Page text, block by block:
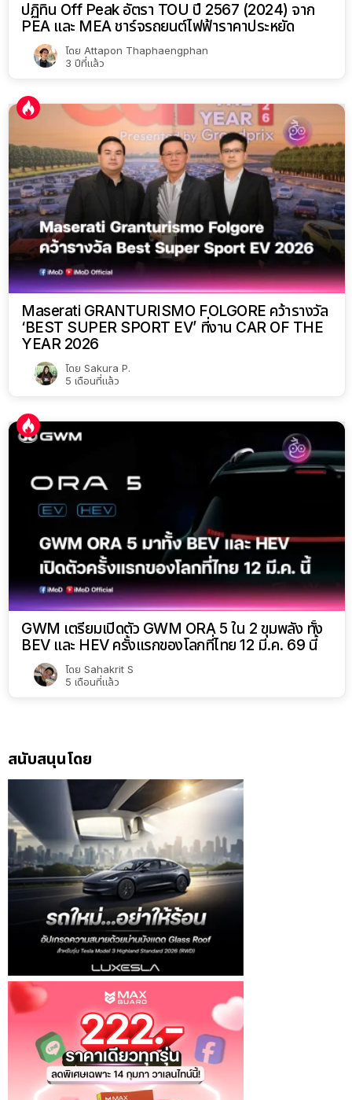
ปฏิทิน Off Peak อัตรา TOU ปี 2567 (2024) จาก
PEA และ MEA ชาร์จรถยนต์ไฟฟ้าราคาประหยัด
โดย Attapon Thaphaengphan
3 ปีที่แล้ว
Maserati GRANTURISMO FOLGORE คว้ารางวัล
‘BEST SUPER SPORT EV’ ที่งาน CAR OF THE
YEAR 2026
โดย Sakura P.
5 เดือนที่แล้ว
GWM เตรียมเปิดตัว GWM ORA 5 ใน 2 ขุมพลัง ทั้ง
BEV และ HEV ครั้งแรกของโลกที่ไทย 12 มี.ค. 69 นี้
โดย Sahakrit S
5 เดือนที่แล้ว
สนับสนุนโดย